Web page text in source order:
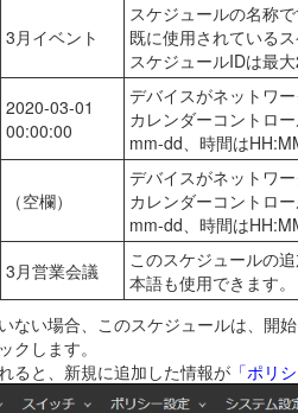
3月イベント
スケジュールの名称
既に使用されている
スケジュールIDは最
2020-03-01
00:00:00
デバイスがネットワ
カレンダーコントロ
mm-dd、時間は
（空欄）
デバイスがネットワ
カレンダーコントロ
mm-dd、時間は
3月営業会議
このスケジュールの
本語も使用できます。
ない場合、このスケジュールは、開
クします。
ると、新規に追加した情報が 「ポリ